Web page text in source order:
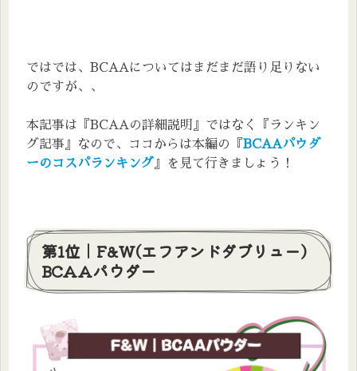
ではでは、BCAAについてはまだまだ語り足りない
のですが、、
本記事は『BCAAの詳細説明』ではなく『ランキン
グ記事』なので、ココからは本編の『 BCAAパウダ
ーのコスパランキング 』を見て行きましょう！
第1位｜F&W(エフアンドダブリュー)
BCAAパウダー